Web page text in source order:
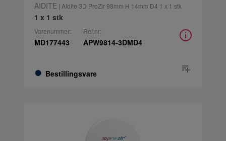
AIDITE | Aidite 3D ProZir 98mm H 14mm D4 1 x 1 stk
1 x 1 stk
Varenummer:
MD177443
Bestillingsvare
Ref.nr:
APW9814-3DMD4